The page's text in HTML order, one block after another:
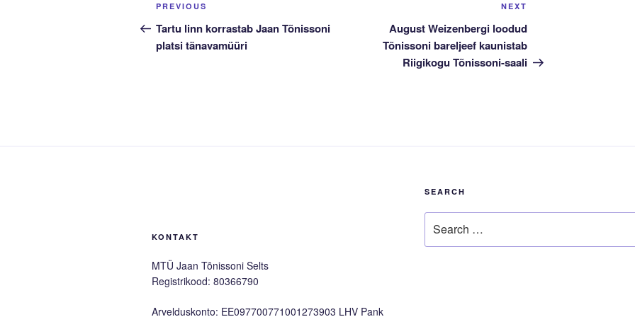
Previous
Post
PREVIOUS
Tartu linn korrastab Jaan Tõnissoni
platsi tänavamüüri
Post
NEXT
August Weizenbergi loodud
Tõnissoni bareljeef kaunistab
Riigikogu Tõnissoni-saali
KONTAKT
MTÜ Jaan Tõnissoni Selts
Registrikood: 80366790
Arvelduskonto: EE097700771001273903 LHV Pank
SEARCH
for: